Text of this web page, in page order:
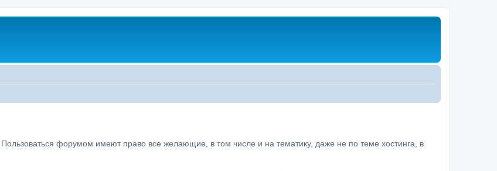
. Пользоваться форумом имеют право все желающие, в том числе и на тематику, даже не по теме хостинга, в